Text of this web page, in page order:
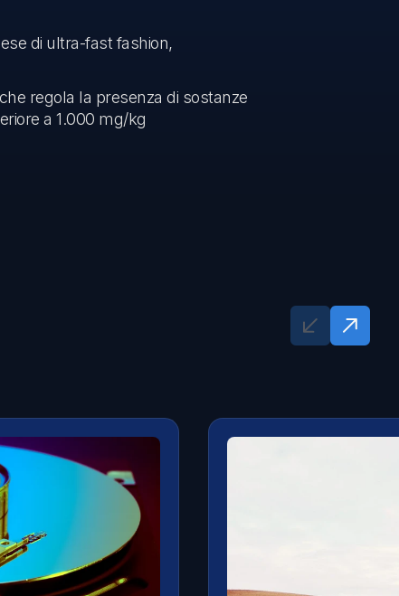
di ultra-fast fashion,
regola la presenza di sostanze
a 1.000 mg/kg